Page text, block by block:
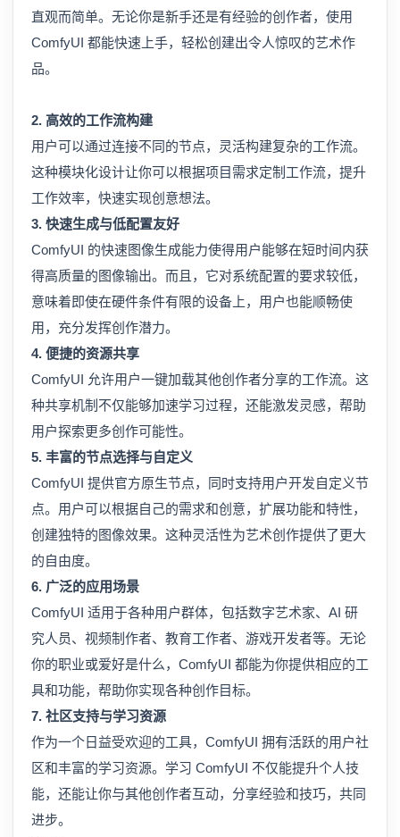
直观而简单。无论你是新手还是有经验的创作者，使用
ComfyUI 都能快速上手，轻松创建出令人惊叹的艺术作
品。
2. 高效的工作流构建
用户可以通过连接不同的节点，灵活构建复杂的工作流。
这种模块化设计让你可以根据项目需求定制工作流，提升
工作效率，快速实现创意想法。
3. 快速生成与低配置友好
ComfyUI 的快速图像生成能力使得用户能够在短时间内获
得高质量的图像输出。而且，它对系统配置的要求较低，
意味着即使在硬件条件有限的设备上，用户也能顺畅使
用，充分发挥创作潜力。
4. 便捷的资源共享
ComfyUI 允许用户一键加载其他创作者分享的工作流。这
种共享机制不仅能够加速学习过程，还能激发灵感，帮助
用户探索更多创作可能性。
5. 丰富的节点选择与自定义
ComfyUI 提供官方原生节点，同时支持用户开发自定义节
点。用户可以根据自己的需求和创意，扩展功能和特性，
创建独特的图像效果。这种灵活性为艺术创作提供了更大
的自由度。
6. 广泛的应用场景
ComfyUI 适用于各种用户群体，包括数字艺术家、AI 研
究人员、视频制作者、教育工作者、游戏开发者等。无论
你的职业或爱好是什么，ComfyUI 都能为你提供相应的工
具和功能，帮助你实现各种创作目标。
7. 社区支持与学习资源
作为一个日益受欢迎的工具，ComfyUI 拥有活跃的用户社
区和丰富的学习资源。学习 ComfyUI 不仅能提升个人技
能，还能让你与其他创作者互动，分享经验和技巧，共同
进步。